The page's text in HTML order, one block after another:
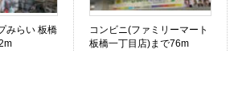
みらい 板橋
コンビニ(ファミリーマート
板橋一丁目店)まで76m